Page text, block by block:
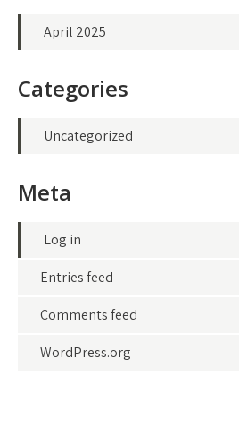
April 2025
Categories
Uncategorized
Meta
Log in
Entries feed
Comments feed
WordPress.org